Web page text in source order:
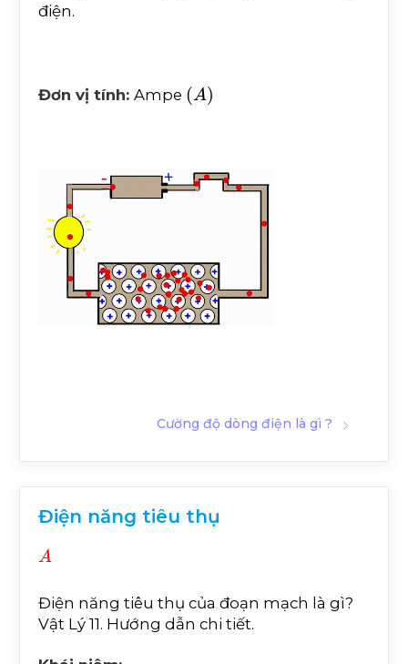
điện.
Đơn vị tính: Ampe (A)
Cường độ dòng điện là gì ?
Điện năng tiêu thụ
A
Điện năng tiêu thụ của đoạn mạch là gì?
Vật Lý 11. Hướng dẫn chi tiết.